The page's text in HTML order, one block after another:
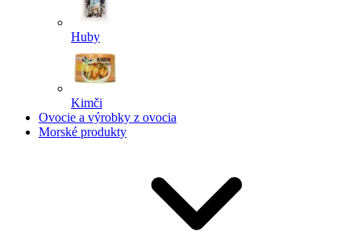
Huby
Kimči
Ovocie a výrobky z ovocia
Morské produkty